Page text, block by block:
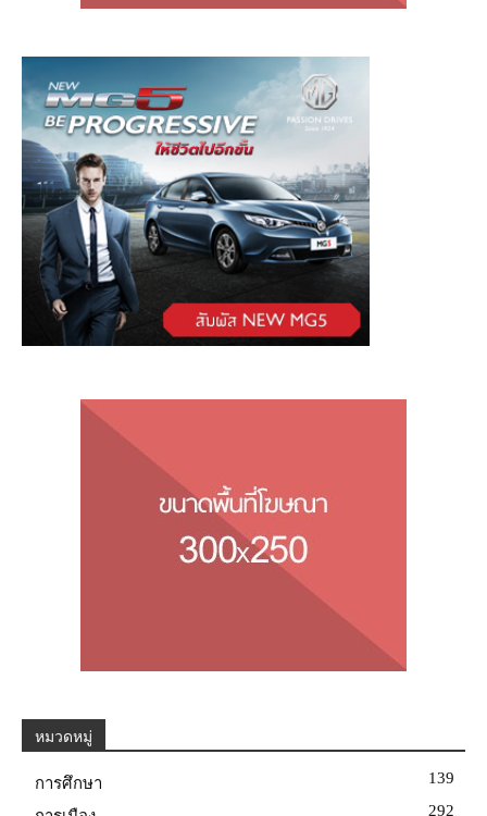
หมวดหมู่
การศึกษา 139
292